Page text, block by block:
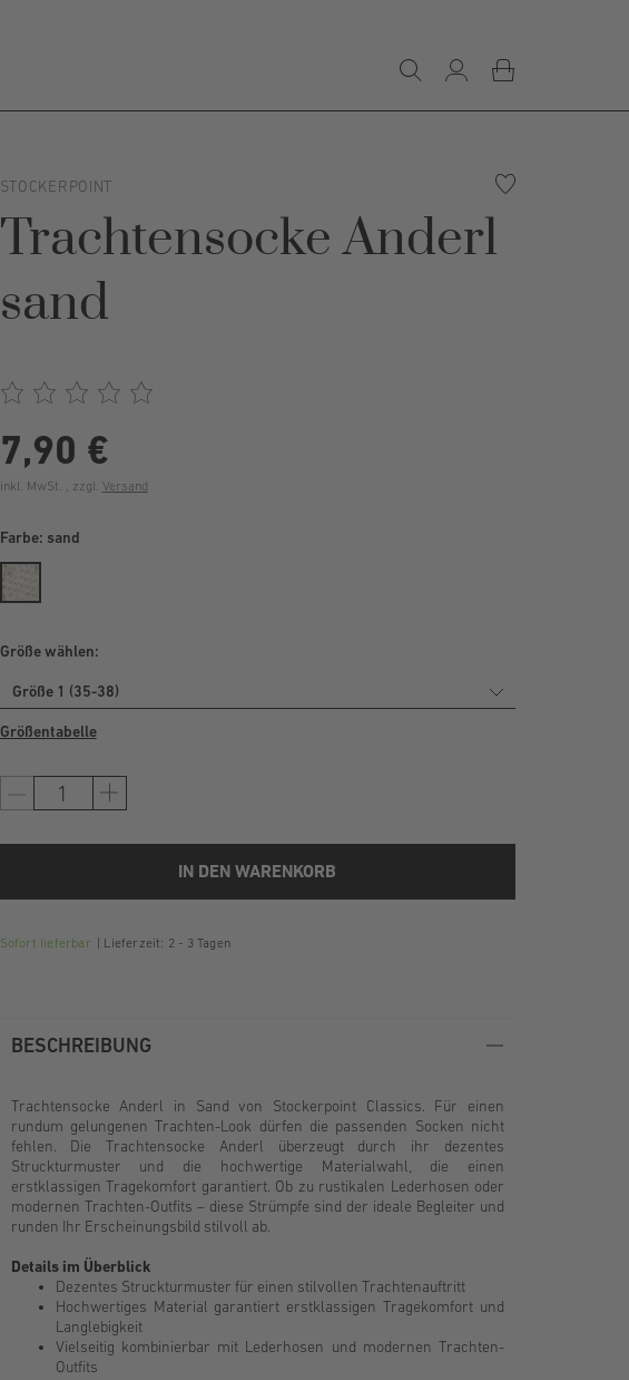
STOCKERPOINT
Trachtensocke Anderl
sand
7,90 €
inkl. MwSt. , zzgl. Versand
Farbe: sand
Größe wählen:
Größe 1 (35-38)
Größentabelle
IN DEN WARENKORB
Sofort lieferbar Lieferzeit: 2 - 3 Tagen
BESCHREIBUNG
Trachtensocke Anderl in Sand von Stockerpoint Classics. Für einen
rundum gelungenen Trachten-Look dürfen die passenden Socken nicht
fehlen. Die Trachtensocke Anderl überzeugt durch ihr dezentes
Struckturmuster und die hochwertige Materialwahl, die einen
erstklassigen Tragekomfort garantiert. Ob zu rustikalen Lederhosen oder
modernen Trachten-Outfits – diese Strümpfe sind der ideale Begleiter und
runden Ihr Erscheinungsbild stilvoll ab.
Details im Überblick
Dezentes Struckturmuster für einen stilvollen Trachtenauftritt
Hochwertiges Material garantiert erstklassigen Tragekomfort und
Langlebigkeit
Vielseitig kombinierbar mit Lederhosen und modernen Trachten-
Outfits